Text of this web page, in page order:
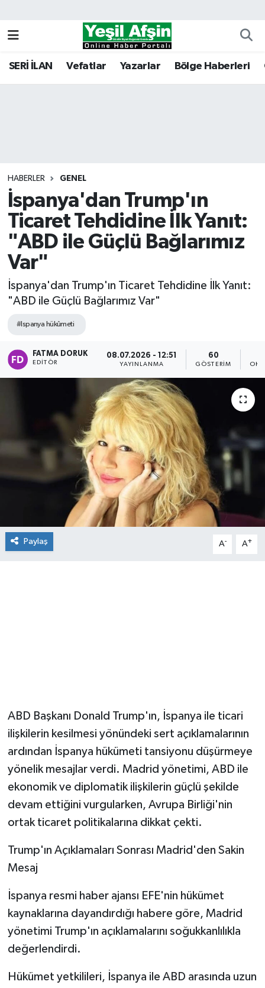
SERİ İLAN Vefatlar Yazarlar Bölge Haberleri
HABERLER GENEL
İspanya'dan Trump'ın
Ticaret Tehdidine İlk Yanıt:
"ABD ile Güçlü Bağlarımız
Var"
İspanya'dan Trump'ın Ticaret Tehdidine İlk Yanıt:
"ABD ile Güçlü Bağlarımız Var"
#Ispanya hükûmeti
FATMA DORUK
EDITÖR
08.07.2026 - 12:51
YAYINLANMA
60
GÖSTERIM
Paylaş A- A+
ABD Başkanı Donald Trump'ın, İspanya ile ticari
ilişkilerin kesilmesi yönündeki sert açıklamalarının
ardından İspanya hükümeti tansiyonu düşürmeye
yönelik mesajlar verdi. Madrid yönetimi, ABD ile
ekonomik ve diplomatik ilişkilerin güçlü şekilde
devam ettiğini vurgularken, Avrupa Birliği'nin
ortak ticaret politikalarına dikkat çekti.
Trump'ın Açıklamaları Sonrası Madrid'den Sakin
Mesaj
İspanya resmi haber ajansı EFE'nin hükümet
kaynaklarına dayandırdığı habere göre, Madrid
yönetimi Trump'ın açıklamalarını soğukkanlılıkla
değerlendirdi.
Hükümet yetkilileri, İspanya ile ABD arasında uzun
Kahramanmaraş Nöbetçi Eczaneler
Tüm Manşetler
Son Dakika Haberleri
Haber Arşivi